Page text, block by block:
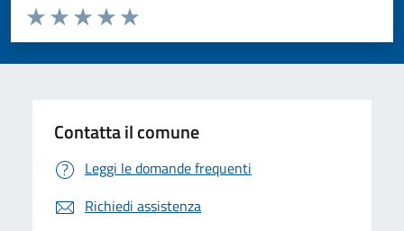
Valuta da 1 a 5 stelle la pagina
Valuta 5 stelle su 5
Valuta 4 stelle su 5
Valuta 3 stelle su 5
Valuta 2 stelle su 5
Valuta 1 stelle su 5
Contatta il comune
Leggi le domande frequenti
Richiedi assistenza